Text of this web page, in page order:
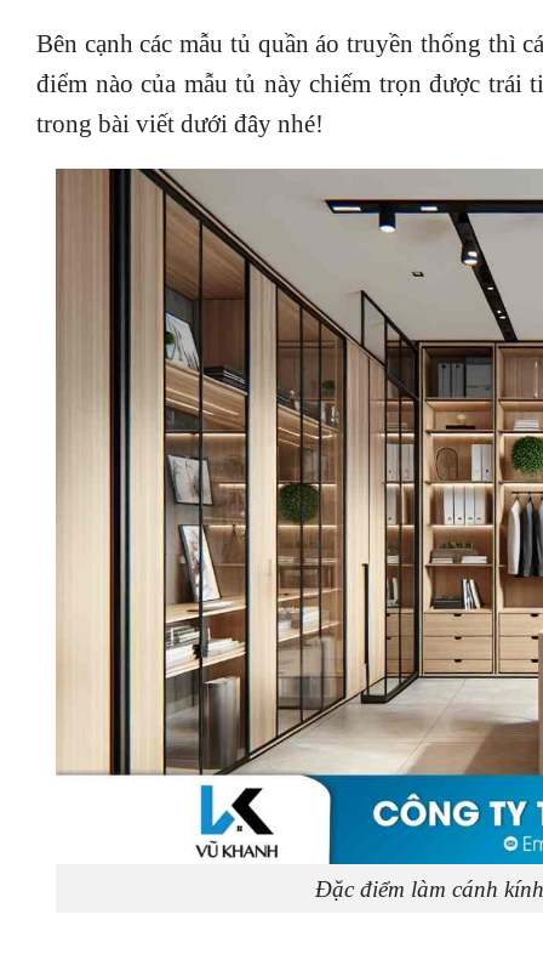
Bên cạnh các mẫu tủ quần áo truyền thống thì
điểm nào của mẫu tủ này chiếm trọn được trái
trong bài viết dưới đây nhé!
Đặc điểm làm cánh